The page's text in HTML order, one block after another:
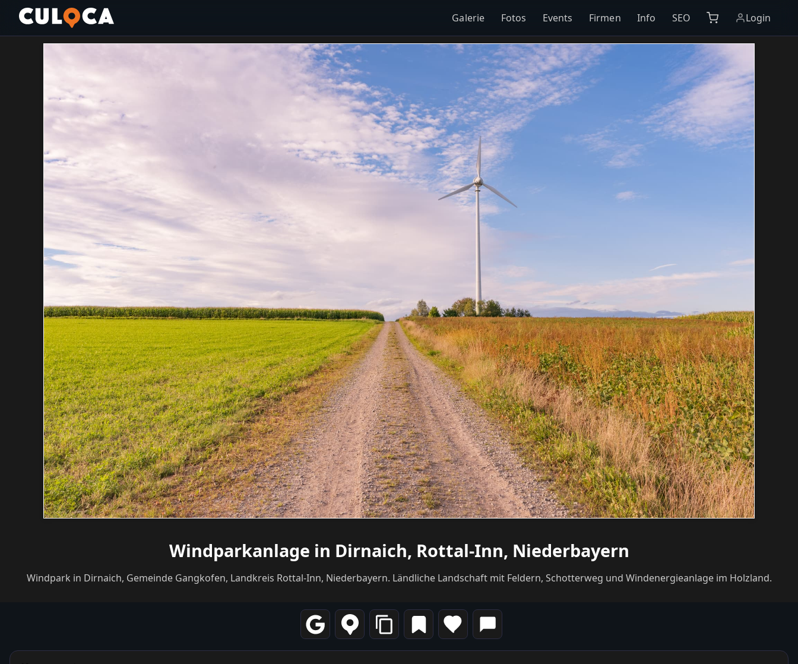
Galerie Fotos Events Firmen Info SEO Login
Windparkanlage in Dirnaich, Rottal-Inn, Niederbayern
Windpark in Dirnaich, Gemeinde Gangkofen, Landkreis Rottal-Inn, Niederbayern. Ländliche Landschaft mit Feldern, Schotterweg und Windenergieanlage im Holzland.